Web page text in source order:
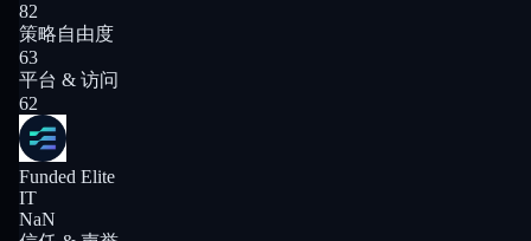
82
策略自由度
63
平台 & 访问
62
Funded Elite
IT
NaN